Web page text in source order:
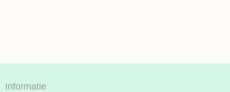
Informatie